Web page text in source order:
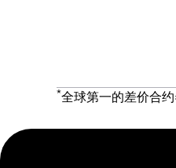
*全球第一的差价合